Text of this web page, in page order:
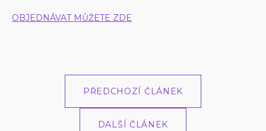
OBJEDNÁVAT MŮŽETE ZDE
PŘEDCHOZÍ ČLÁNEK
DALŠÍ ČLÁNEK